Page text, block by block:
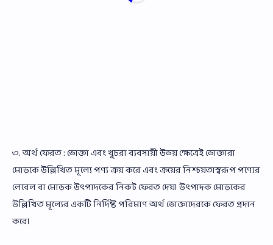
৩. অর্থ ফেরত : ভোক্তা এবং খুচরা ব্যবসায়ী উভয় ক্ষেত্রেই ভোক্তারা
মোড়কে উল্লিখিত মূল্যে পণ্য ক্রয় করে এবং ক্রয়ের নিশ্চয়তাস্বরূপ পণ্যের
লেবেল বা মোড়ক উৎপাদকের নিকট ফেরত দেয়। উৎপাদক মোড়কের
উল্লিখিত মূল্যের একটি নির্দিষ্ট পরিমাণ অর্থ ভোক্তাদেরকে ফেরত প্রদান
করে।